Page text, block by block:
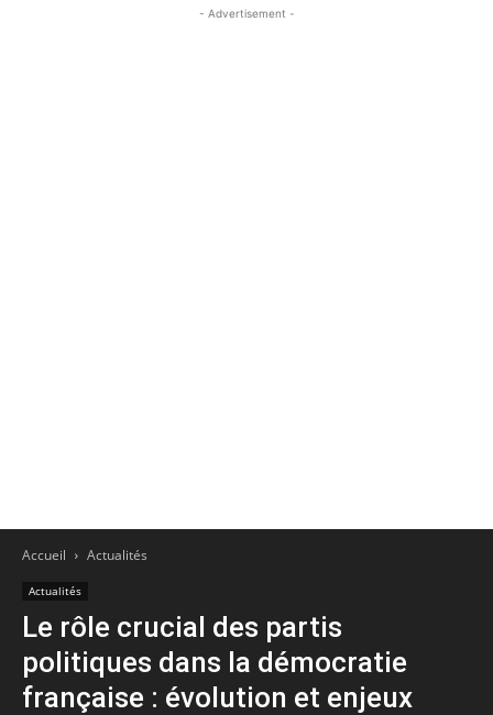
- Advertisement -
Accueil Actualités
Actualités
Le rôle crucial des partis
politiques dans la démocratie
française : évolution et enjeux